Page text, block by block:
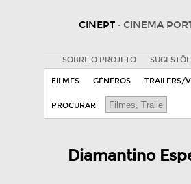
CINEPT · CINEMA
SOBRE O PROJETO
FILMES GÉNEROS TRAILERS/
PROCURAR
Diamantino